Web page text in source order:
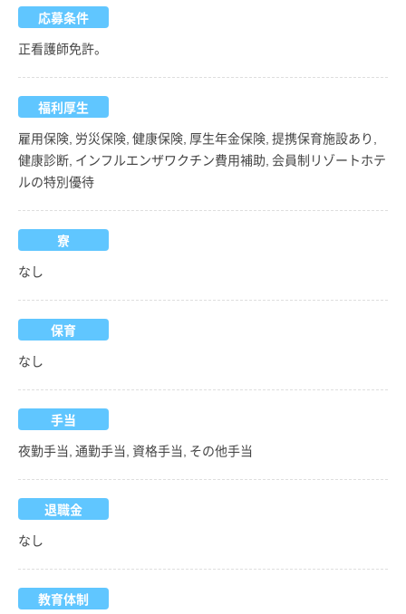
応募条件
正看護師免許。
福利厚生
雇用保険, 労災保険, 健康保険, 厚生年金保険, 提携保育施設あり,
健康診断, インフルエンザワクチン費用補助, 会員制リゾートホテ
ルの特別優待
寮
なし
保育
なし
手当
夜勤手当, 通勤手当, 資格手当, その他手当
退職金
なし
教育体制